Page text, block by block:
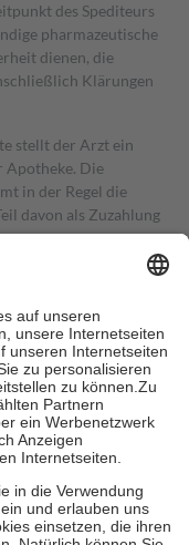
des Spediteurs
pharmazeutische
dienen, die
Klärungen
stellt der Arzt ein
Apotheke. Die
in der Regel die
davon als Zuzahlung
in Höhe von zehn
als die tatsächlichen
Online-Apotheken.
beträgt die
Euro je
eigene Gesundheit zu
zu unterstützen,
18. Lebensjahr